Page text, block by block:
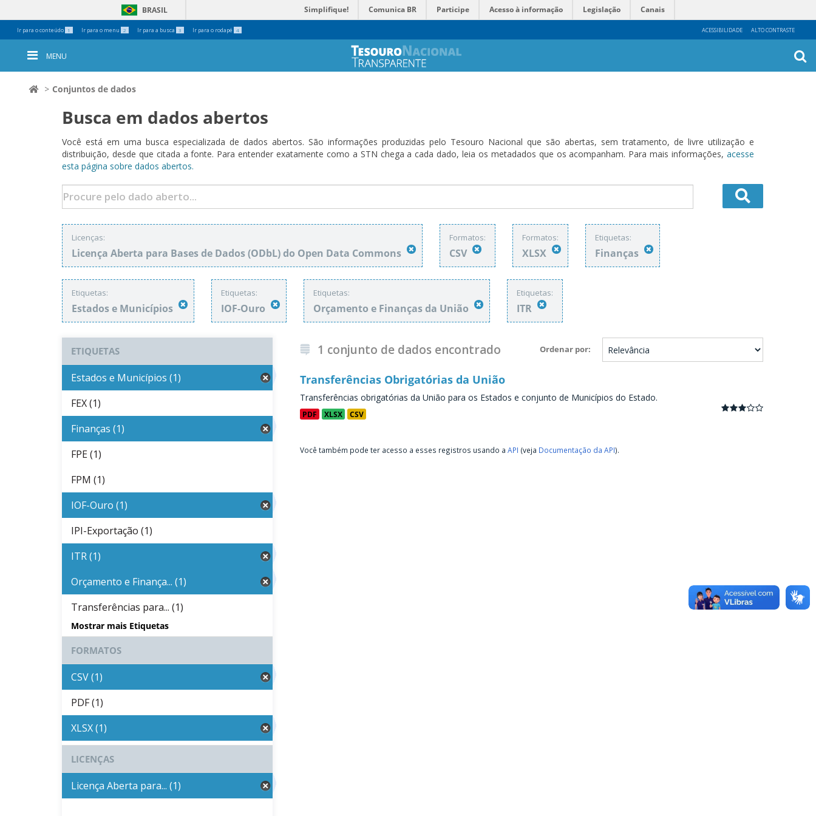
Ir para o conteúdo 1 Ir para o menu 2 Ir para a busca 3 Ir para o rodapé 4 ACESSIBILIDADE ALTO CONTRASTE
BRASIL Simplifique! Comunica BR Participe Acesso à informação Legislação Canais
Ferramentas
Pessoais
MENU
Conjuntos de dados
Busca em dados abertos
Você está em uma busca especializada de dados abertos. São informações produzidas pelo Tesouro Nacional que são abertas, sem tratamento, de livre utilização e
distribuição, desde que citada a fonte. Para entender exatamente como a STN chega a cada dado, leia os metadados que os acompanham. Para mais informações, acesse
esta página sobre dados abertos.
Licenças:
Licença Aberta para Bases de Dados (ODbL) do Open Data Commons
Formatos:
CSV
Formatos:
XLSX
Etiquetas:
Finanças
Etiquetas:
Estados e Municípios
Etiquetas:
IOF-Ouro
Etiquetas:
Orçamento e Finanças da União
Etiquetas:
ITR
Ordenar por
1 conjunto de dados encontrado
Transferências Obrigatórias da União
Transferências obrigatórias da União para os Estados e conjunto de Municípios do Estado.
PDF XLSX CSV
Você também pode ter acesso a esses registros usando a API (veja Documentação da API).
ETIQUETAS
Estados e Municípios (1)
FEX (1)
Finanças (1)
FPE (1)
FPM (1)
IOF-Ouro (1)
IPI-Exportação (1)
ITR (1)
Orçamento e Finança... (1)
Transferências para... (1)
Mostrar mais Etiquetas
FORMATOS
CSV (1)
PDF (1)
XLSX (1)
LICENÇAS
Licença Aberta para... (1)